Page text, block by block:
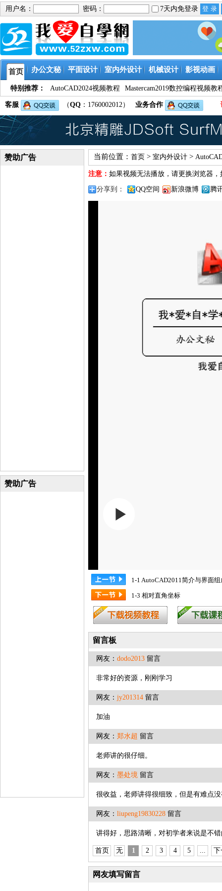
用户名： 密码： 7天内免登录
首页 办公文秘 平面设计 室内外设计 机械设计 影视动画
特别推荐： AutoCAD2024视频教程 Mastercam2019数控编程视频教
客服 （QQ ：1760002012） 业务合作
赞助广告
赞助广告
当前位置： 首页 > 室内外设计 >
注意： 如果视频无法播放，请更换浏览器，
分享到： QQ空间 新浪微博 腾
1-1 AutoCAD2011简介与界面组
1-3 相对直角坐标
留言板
网友： dodo2013 留言
非常好的资源，刚刚学习
网友： jy201314 留言
加油
网友： 郑水超 留言
老师讲的很仔细。
网友： 墨处境 留言
很收益，老师讲得很细致，但是有难点
网友： liupeng19830228 留言
讲得好，思路清晰，对初学者来说是不
首页 无 1 2 3 4 5 ... 下
网友填写留言